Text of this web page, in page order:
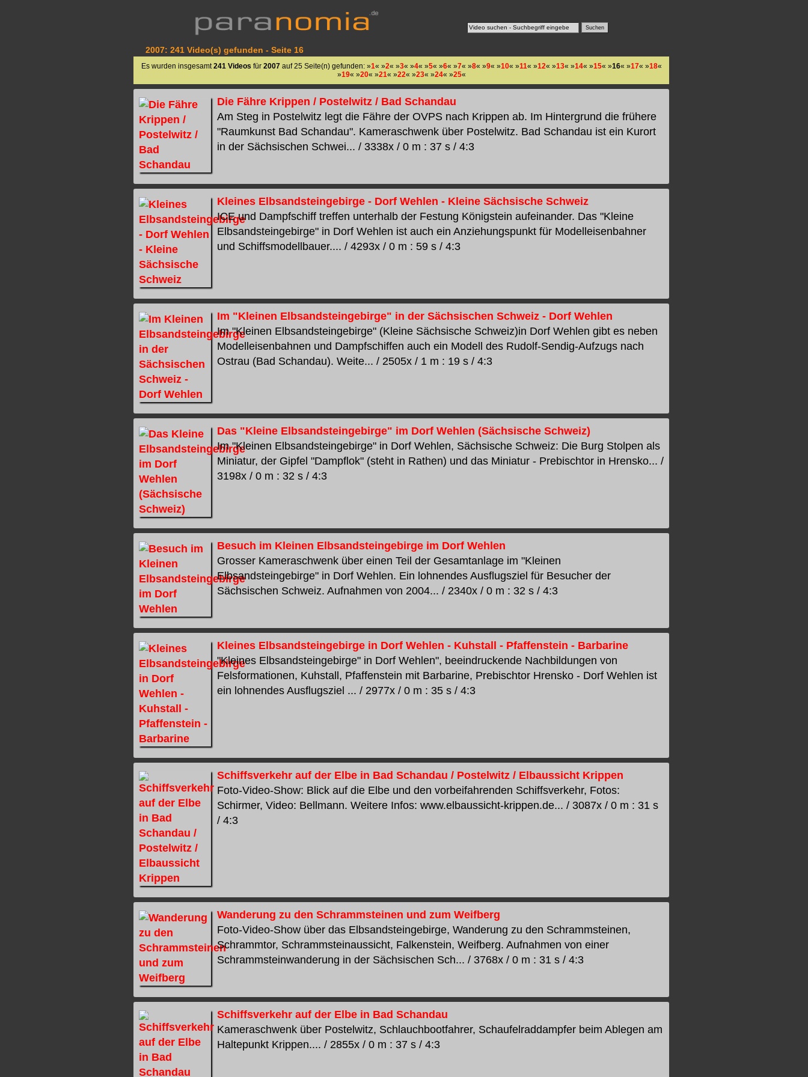
2007: 241 Video(s) gefunden - Seite 16
Es wurden insgesamt241 Videos für 2007auf 25 Seite(n) gefunden: »1« »2« »3« »4« »5« »6« »7« »8« »9« »10« »11« »12« »13« »14« »15« »16« »17« »18«
»19« »20« »21« »22« »23« »24« »25«
Die Fähre Krippen / Postelwitz / Bad Schandau
Am Steg in Postelwitz legt die Fähre der OVPS nach Krippen ab. Im Hintergrund die frühere
"Raumkunst Bad Schandau". Kameraschwenk über Postelwitz. Bad Schandau ist ein Kurort
in der Sächsischen Schwei... / 3338x / 0 m : 37 s / 4:3
Kleines Elbsandsteingebirge - Dorf Wehlen - Kleine Sächsische Schweiz
ICE und Dampfschiff treffen unterhalb der Festung Königstein aufeinander. Das "Kleine
Elbsandsteingebirge" in Dorf Wehlen ist auch ein Anziehungspunkt für Modelleisenbahner
und Schiffsmodellbauer.... / 4293x / 0 m : 59 s / 4:3
Im "Kleinen Elbsandsteingebirge" in der Sächsischen Schweiz - Dorf Wehlen
Im "Kleinen Elbsandsteingebirge" (Kleine Sächsische Schweiz)in Dorf Wehlen gibt es neben
Modelleisenbahnen und Dampfschiffen auch ein Modell des Rudolf-Sendig-Aufzugs nach
Ostrau (Bad Schandau). Weite... / 2505x / 1 m : 19 s / 4:3
Das "Kleine Elbsandsteingebirge" im Dorf Wehlen (Sächsische Schweiz)
Im "Kleinen Elbsandsteingebirge" in Dorf Wehlen, Sächsische Schweiz: Die Burg Stolpen als
Miniatur, der Gipfel "Dampflok" (steht in Rathen) und das Miniatur - Prebischtor in Hrensko... /
3198x / 0 m : 32 s / 4:3
Besuch im Kleinen Elbsandsteingebirge im Dorf Wehlen
Grosser Kameraschwenk über einen Teil der Gesamtanlage im "Kleinen
Elbsandsteingebirge" in Dorf Wehlen. Ein lohnendes Ausflugsziel für Besucher der
Sächsischen Schweiz. Aufnahmen von 2004... / 2340x / 0 m : 32 s / 4:3
Kleines Elbsandsteingebirge in Dorf Wehlen - Kuhstall - Pfaffenstein - Barbarine
"Kleines Elbsandsteingebirge" in Dorf Wehlen", beeindruckende Nachbildungen von
Felsformationen, Kuhstall, Pfaffenstein mit Barbarine, Prebischtor Hrensko - Dorf Wehlen ist
ein lohnendes Ausflugsziel ... / 2977x / 0 m : 35 s / 4:3
Schiffsverkehr auf der Elbe in Bad Schandau / Postelwitz / Elbaussicht Krippen
Foto-Video-Show: Blick auf die Elbe und den vorbeifahrenden Schiffsverkehr, Fotos:
Schirmer, Video: Bellmann. Weitere Infos: www.elbaussicht-krippen.de... / 3087x / 0 m : 31 s
/ 4:3
Wanderung zu den Schrammsteinen und zum Weifberg
Foto-Video-Show über das Elbsandsteingebirge, Wanderung zu den Schrammsteinen,
Schrammtor, Schrammsteinaussicht, Falkenstein, Weifberg. Aufnahmen von einer
Schrammsteinwanderung in der Sächsischen Sch... / 3768x / 0 m : 31 s / 4:3
Schiffsverkehr auf der Elbe in Bad Schandau
Kameraschwenk über Postelwitz, Schlauchbootfahrer, Schaufelraddampfer beim Ablegen am
Haltepunkt Krippen.... / 2855x / 0 m : 37 s / 4:3